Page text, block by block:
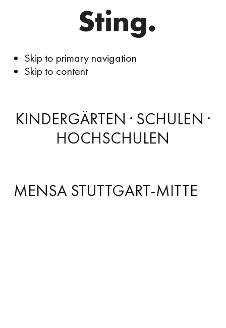
Skip to primary navigation
Skip to content
KINDERGÄRTEN · SCHULEN ·
HOCHSCHULEN
MENSA STUTTGART-MITTE